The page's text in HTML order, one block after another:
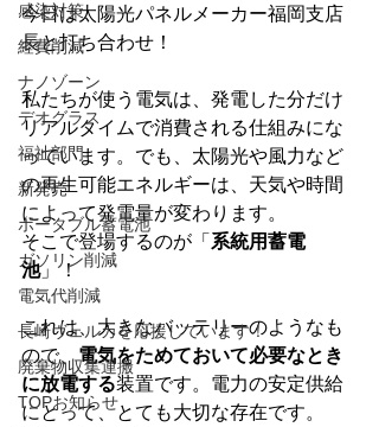
感染対策
経費削減
ナノゾーン
デオグラス
福祉部門
新発売
ポータブル蓄電池
ガソリン削減
電気代削減
長崎ヴェルカを応援しています！
廃棄物収集運搬
TOPお知らせ
今日は太陽光パネルメーカー福岡支店
長と打ち合わせ！
私たちが使う電気は、発電した分だけ
リアルタイムで消費される仕組みにな
っています。でも、太陽光や風力など
の再生可能エネルギーは、天気や時間
によって発電量が変わります。
そこで登場するのが「 系統用蓄電
池」！
これは、大きなバッテリーのようなも
ので、電気をためておいて必要なとき
に放電する装置です。電力の安定供給
にとって、とても大切な存在です。